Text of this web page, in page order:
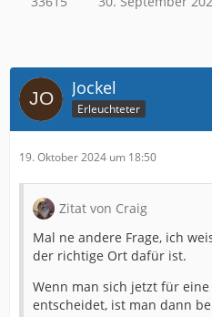
Jockel
Erleuchteter
19. Oktober 2024 um 18:50
Zitat von Craig
Mal ne andere Frage, ich
der richtige Ort dafür ist.
Wenn man sich jetzt für
entscheidet, ist man dann